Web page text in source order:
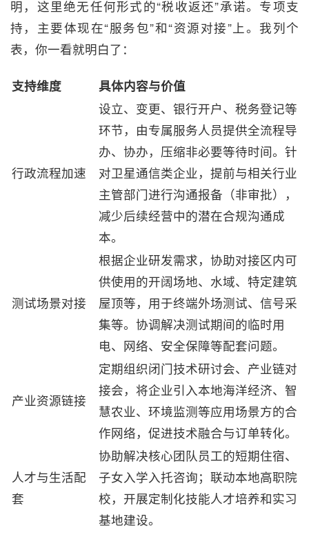
明，这里绝无任何形式的“税收返还”承诺。专项支
持，主要体现在“服务包”和“资源对接”上。我列个
表，你一看就明白了：
支持维度 具体内容与价值
行政流程加速
设立、变更、银行开户、税务登记等
环节，由专属服务人员提供全流程导
办、协办，压缩非必要等待时间。针
对卫星通信类企业，提前与相关行业
主管部门进行沟通报备（非审批），
减少后续经营中的潜在合规沟通成
本。
测试场景对接
根据企业研发需求，协助对接区内可
供使用的开阔场地、水域、特定建筑
屋顶等，用于终端外场测试、信号采
集等。协调解决测试期间的临时用
电、网络、安全保障等配套问题。
产业资源链接
定期组织闭门技术研讨会、产业链对
接会，将企业引入本地海洋经济、智
慧农业、环境监测等应用场景方的合
作网络，促进技术融合与订单转化。
人才与生活配
套
协助解决核心团队员工的短期住宿、
子女入学入托咨询；联动本地高职院
校，开展定制化技能人才培养和实习
基地建设。